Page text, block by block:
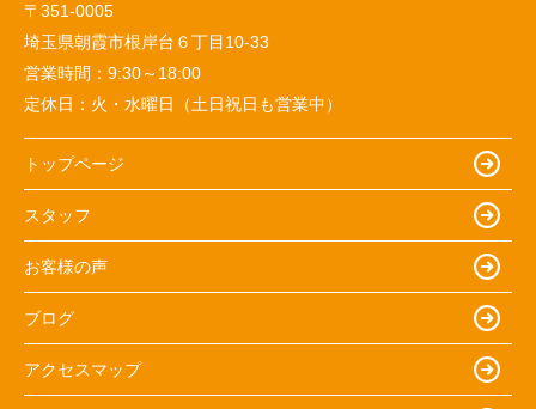
〒351-0005
埼玉県朝霞市根岸台６丁目10-33
営業時間： 9:30～18:00
定休日： 火・水曜日（土日祝日も営業中）
トップページ
スタッフ
お客様の声
ブログ
アクセスマップ